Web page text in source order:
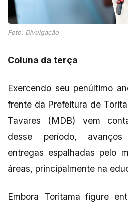
Foto: Divulgação
Coluna da terça
Exercendo seu penúltimo
frente da Prefeitura de
Tavares (MDB) vem
desse período,
entregas espalhadas pelo
áreas, principalmente na
Embora Toritama figure